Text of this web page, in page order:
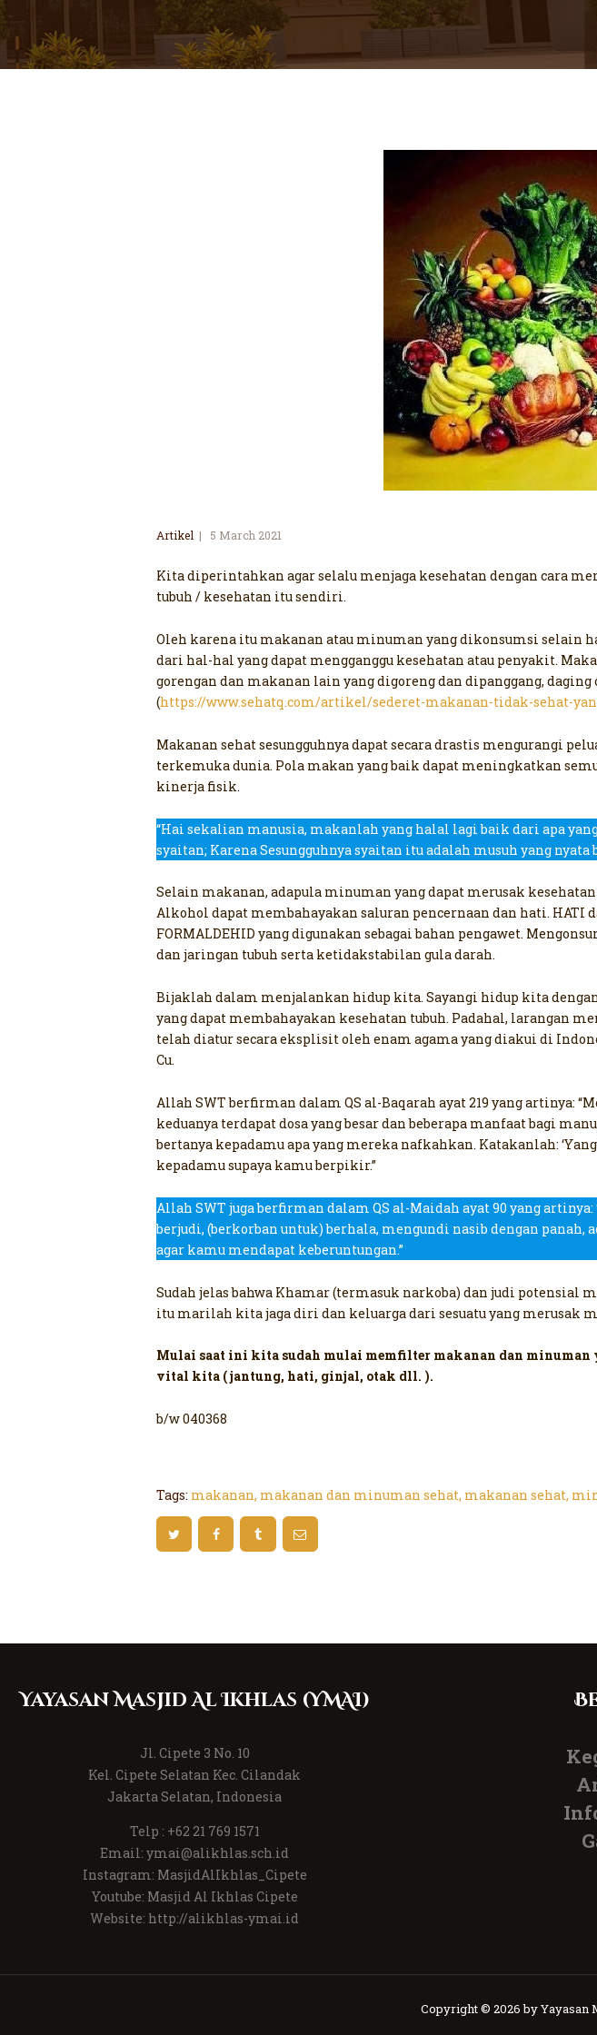
Artikel 5 March 2021
Kita diperintahkan agar selalu menjaga kesehatan dengan cara
tubuh / kesehatan itu sendiri.
Oleh karena itu makanan atau minuman yang dikonsumsi selain
dari hal-hal yang dapat mengganggu kesehatan atau penyakit.
gorengan dan makanan lain yang digoreng dan dipanggang, daging
(https://www.sehatq.com/artikel/sederet-makanan-tidak-sehat-
Makanan sehat sesungguhnya dapat secara drastis mengurangi
terkemuka dunia. Pola makan yang baik dapat meningkatkan
kinerja fisik.
“Hai sekalian manusia, makanlah yang halal lagi baik dari apa
syaitan; Karena Sesungguhnya syaitan itu adalah musuh yang nyata
Selain makanan, adapula minuman yang dapat merusak
Alkohol dapat membahayakan saluran pencernaan dan hati. HATI
FORMALDEHID yang digunakan sebagai bahan pengawet.
dan jaringan tubuh serta ketidakstabilan gula darah.
Bijaklah dalam menjalankan hidup kita. Sayangi hidup kita
yang dapat membahayakan kesehatan tubuh. Padahal, larangan
telah diatur secara eksplisit oleh enam agama yang diakui di
Cu.
Allah SWT berfirman dalam QS al-Baqarah ayat 219 yang artinya:
keduanya terdapat dosa yang besar dan beberapa manfaat bagi
bertanya kepadamu apa yang mereka nafkahkan. Katakanlah:
kepadamu supaya kamu berpikir.”
Allah SWT juga berfirman dalam QS al-Maidah ayat 90 yang
berjudi, (berkorban untuk) berhala, mengundi nasib dengan
agar kamu mendapat keberuntungan.”
Sudah jelas bahwa Khamar (termasuk narkoba) dan judi potensial
itu marilah kita jaga diri dan keluarga dari sesuatu yang merusak
Mulai saat ini kita sudah mulai memfilter makanan dan
vital kita ( jantung, hati, ginjal, otak dll. ).
b/w 040368
Tags: makanan, makanan dan minuman sehat, makanan sehat,
Yayasan Masjid Al Ikhlas (YMAI)
Jl. Cipete 3 No. 10
Kel. Cipete Selatan Kec. Cilandak
Jakarta Selatan, Indonesia
Telp : +62 21 769 1571
Email: ymai@alikhlas.sch.id
Instagram: MasjidAlIkhlas_Cipete
Youtube: Masjid Al Ikhlas Cipete
Website: http://alikhlas-ymai.id
Copyright © 2026 by